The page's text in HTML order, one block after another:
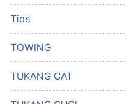
Tips
TOWING
TUKANG CAT